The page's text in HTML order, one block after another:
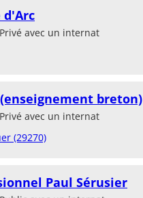
d'Arc
avec un internat
breton)
avec un internat
(29270)
Paul Sérusier